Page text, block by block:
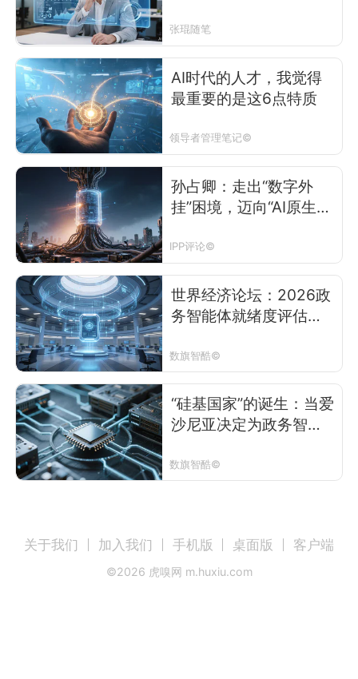
张琨随笔
AI时代的人才，我觉得
最重要的是这6点特质
领导者管理笔记©
孙占卿：走出“数字外
挂”困境，迈向“AI原生政
IPP评论©
世界经济论坛：2026政
务智能体就绪度评估框
数旗智酷©
“硅基国家”的诞生：当爱
沙尼亚决定为政务智能
数旗智酷©
关于我们 加入我们 手机版 桌面版 客户端
©2026 虎嗅网 m.huxiu.com